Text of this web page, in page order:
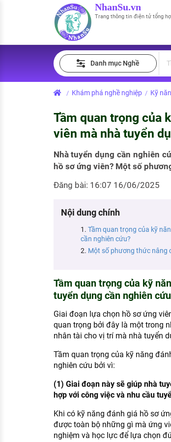
NhanSu.vn
Trang thông tin điện tử tổng
Tìm việc làm
Việc làm tốt nhất
Danh sách nhà tuyển dụng
Quản lý CV
MẪU CV THEO STYLE
Mẫu CV đơn giản
Tính lương Gross - Net
PHÁP LUẬT VIỆT NAM
Văn bản pháp luật
Chính sách mới
Lao động và tiền lương
Thuế thu nhập
Hồ sơ biểu mẫu
Chính sách lao động
KHÁM PHÁ NGHỀ NGHIỆP
HƯỚNG NGHIỆP VIỆC LÀM
Đặc trưng từng nghề
Xu hướng việc làm
XÂY DỰNG VÀ PHÁT TRIỂN ĐỘI NGŨ
TUYỂN DỤNG VIỆC LÀM
Danh mục Nghề
/ Khám phá nghề nghiệp / Kỹ
Tầm‍ quan‍ trọng‍ của‍
viên‍ mà nhà tuyển
Nhà tuyển dụng cần nghiên
hồ‍ sơ‍ ứng‍ viên‍? Một số
Đăng bài: 16:07 16/06/2025
Nội dung chính
Tầm‍ quan‍ trọng‍ của‍ kỹ‍
cần nghiên cứu?
Một số phương thức nâng
Tầm‍ quan‍ trọng‍ của‍ kỹ‍
tuyển dụng cần nghiên
Giai đoạn lựa chọn hồ sơ ứng
quan trọng bởi đây là một trong
nhân tài cho vị trí mà nhà tuyển
Tầm‍ quan‍ trọng‍ của‍ kỹ‍ năng‍
nghiên cứu bởi vì:
(1) Giai đoạn này sẽ giúp nhà
hợp với công việc và nhu cầu
Khi có kỹ năng‍ đánh‍ giá‍ hồ‍ sơ‍
được toàn bộ những gì mà ứng
nghiệm và học lực để lựa chọn